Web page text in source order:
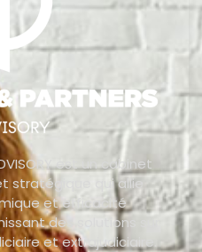
est un cabinet
stratégique qui allie
et efficacité
des solutions sur
et extrajudiciaire.